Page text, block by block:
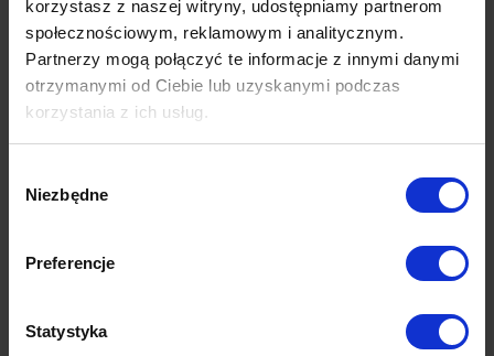
korzystasz z naszej witryny, udostępniamy partnerom
społecznościowym, reklamowym i analitycznym.
Partnerzy mogą połączyć te informacje z innymi danymi
otrzymanymi od Ciebie lub uzyskanymi podczas
korzystania z ich usług.
zgody
Niezbędne
Preferencje
Statystyka